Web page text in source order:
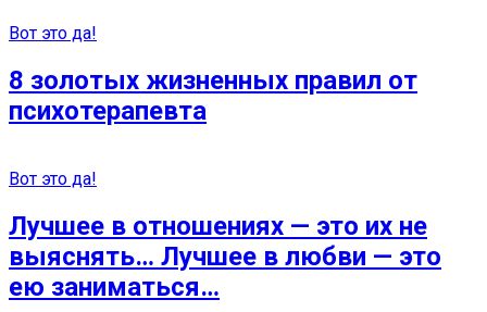
Вот это да!
8 золотых жизненных правил от
психотерапевта
Вот это да!
Лучшее в отношениях — это их не
выяснять… Лучшее в любви — это
ею заниматься…